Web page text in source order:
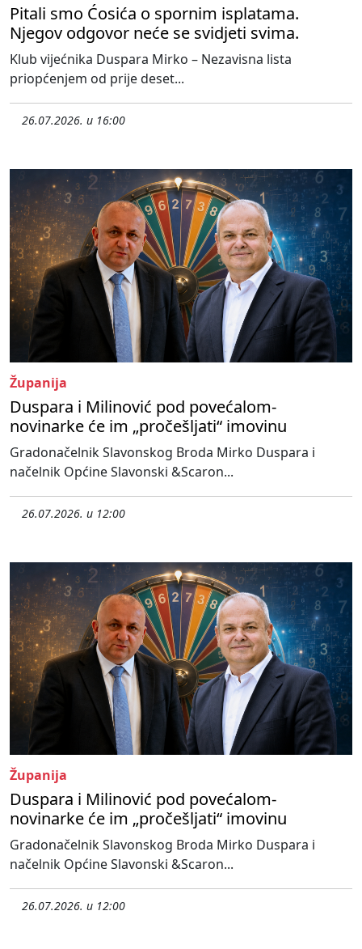
Pitali smo Ćosića o spornim isplatama.
Njegov odgovor neće se svidjeti svima.
Klub vijećnika Duspara Mirko – Nezavisna lista
priopćenjem od prije deset...
26.07.2026. u 16:00
Županija
Duspara i Milinović pod povećalom-
novinarke će im „pročešljati“ imovinu
Gradonačelnik Slavonskog Broda Mirko Duspara i
načelnik Općine Slavonski &Scaron...
26.07.2026. u 12:00
Županija
Duspara i Milinović pod povećalom-
novinarke će im „pročešljati“ imovinu
Gradonačelnik Slavonskog Broda Mirko Duspara i
načelnik Općine Slavonski &Scaron...
26.07.2026. u 12:00